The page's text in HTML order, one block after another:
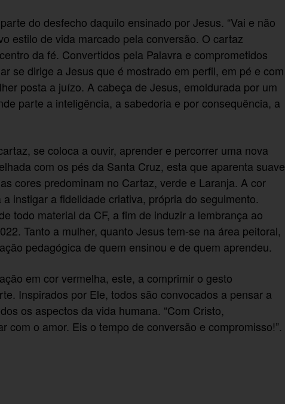
do desfecho daquilo ensinado por Jesus. “Vai e não
estilo de vida marcado pela conversão. O cartaz
da fé. Convertidos pela Palavra e comprometidos
se dirige a Jesus que é mostrado em perfil, em pé e com
posta a juízo. A cabeça de Jesus, emoldurada por um
parte a inteligência, a sabedoria e por consequência, a
se coloca a ouvir, aprender e percorrer uma nova
com os pés da Santa Cruz, esta que aparenta suave
cores predominam no Cartaz, verde e Laranja. A cor
instigar a fidelidade criativa, própria do seguimento.
todo material da CF, a fim de induzir a lembrança ao
Tanto a mulher, quanto Jesus tem-se na área peitoral,
pedagógica de quem ensinou e de quem aprendeu.
em cor vermelha, este, a comprimir o gesto
Inspirados por Ele, todos são convocados a pensar a
os aspectos da vida humana. “Com Cristo,
com o amor. Eis o tempo de conversão e compromisso!”.